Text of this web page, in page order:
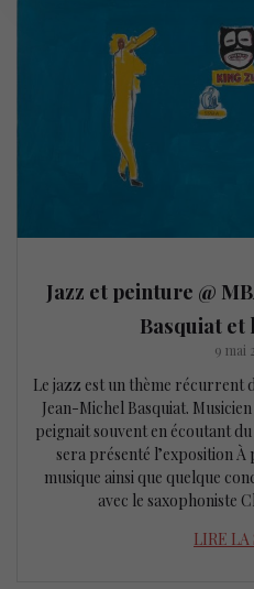
Jazz et peinture @
Basquiat et
9 mai
Le jazz est un thème récurrent
Jean-Michel Basquiat.
peignait souvent en écoutant
sera présenté l’exposition À
musique ainsi que quelque
avec le saxophoniste
LIRE